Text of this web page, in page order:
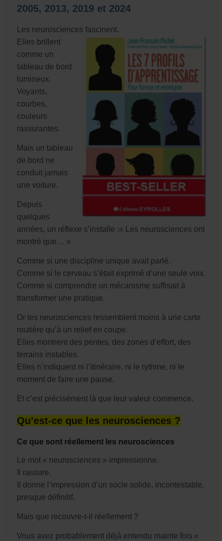
2005, 2013, 2019 et 2024
Les neurosciences fascinent.
Elles brillent
comme un
tableau de bord
lumineux.
Voyants,
courbes,
couleurs
rassurantes.
Mais un tableau
de bord ne
conduit jamais
une voiture.
Depuis
quelques
années, un réflexe s’installe :« Les neurosciences ont
montré que… »
Comme si une discipline unique avait parlé.
Comme si le cerveau s’était exprimé d’une seule voix.
Comme si comprendre un mécanisme suffisait à
transformer une pratique.
Or les neurosciences ressemblent moins à une carte
routière qu’à un relief en coupe.
Elles montrent des pentes, des zones d’effort, des
terrains instables.
Elles n’indiquent ni l’itinéraire, ni le rythme, ni le
moment de faire une pause.
Et c’est précisément là que leur valeur commence.
Qu’est-ce que les neurosciences ?
Ce que sont réellement les neurosciences
Le mot « neurosciences » impressionne.
Il rassure.
Il donne l’impression d’un socle solide, incontestable,
presque définitif.
Mais que recouvre-t-il réellement ?
Vous avez probablement déjà entendu mainte fois «